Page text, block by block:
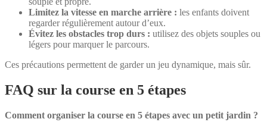
Limitez la vitesse en marche arrière : les enfants doivent
regarder régulièrement autour d’eux.
Évitez les obstacles trop durs : utilisez des objets souples ou
légers pour marquer le parcours.
Ces précautions permettent de garder un jeu dynamique, mais sûr.
FAQ sur la course en 5 étapes
Comment organiser la course en 5 étapes avec un petit jardin ?